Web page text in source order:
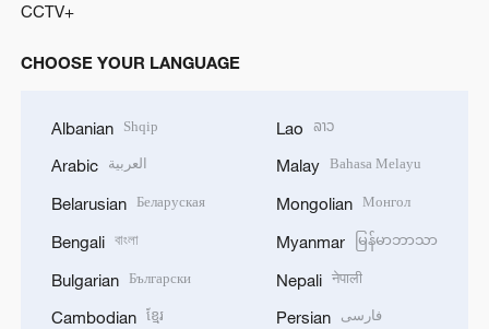
CCTV+
CHOOSE YOUR LANGUAGE
Albanian Shqip
Arabic العربية
Belarusian Беларуская
Bengali বাংলা
Bulgarian Български
Cambodian ខ្មែរ
Lao ລາວ
Malay Bahasa Melayu
Mongolian Монгол
Myanmar မြန်မာဘာသာ
Nepali नेपाली
Persian فارسی